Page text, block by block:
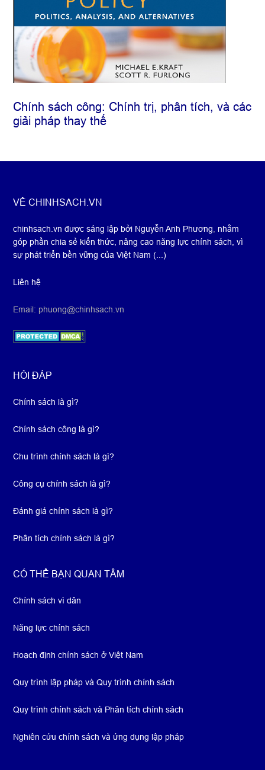
Chính sách công: Chính trị, phân tích, và các
giải pháp thay thế
Footer
VỀ CHINHSACH.VN
chinhsach.vn được sáng lập bởi Nguyễn Anh Phương
nhằm
góp phần chia sẻ kiến thức, nâng cao năng lực chính sách, vì
sự phát triển bền vững của Việt Nam (...)
Liên hệ
Email: phuong@chinhsach.vn
HỎI ĐÁP
Chính sách là gì?
Chính sách công là gì?
Chu trình chính sách là gì?
Công cụ chính sách là gì?
Đánh giá chính sách là gì?
Phân tích chính sách là gì?
CÓ THỂ BẠN QUAN TÂM
Chính sách vì dân
Năng lực chính sách
Hoạch định chính sách ở Việt Nam
Quy trình lập pháp và Quy trình chính sách
Quy trình chính sách và Phân tích chính sách
Nghiên cứu chính sách và ứng dụng lập pháp